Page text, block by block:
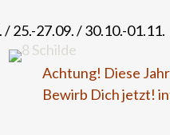
25.-27.09. / 30.10.-01.11.
Achtung! Diese
Bewirb Dich jetzt!